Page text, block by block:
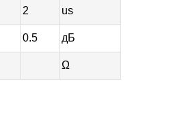
2 us
0.5 дБ
Ω